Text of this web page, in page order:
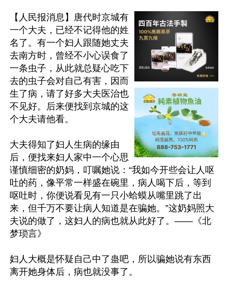
【人民报消息】唐代时京城有
一个大夫，已经不记得他的姓
名了。有一个妇人跟随她丈夫
去南方时，曾经不小心误食了
一条虫子，从此就总疑心吃下
去的虫子会对自己有害，因而
生了病，请了好多大夫医治也
不见好。后来便找到京城的这
个大夫请他看。
大夫得知了妇人生病的缘由
后，便找来妇人家中一个心思
谨慎细密的奶妈，叮嘱她说：“我如今开些会让人呕
吐的药，像平常一样盛在碗里，病人喝下后，等到
呕吐时，你便说看见有一只小蛤蟆从嘴里跳了出
来，但千万不要让病人知道是在骗她。”这奶妈照大
夫说的做了，这妇人的病也就从此好了。——《北
梦琐言》
妇人大概是怀疑自己中了蛊吧，所以骗她说有东西
离开她身体后，病也就没事了。